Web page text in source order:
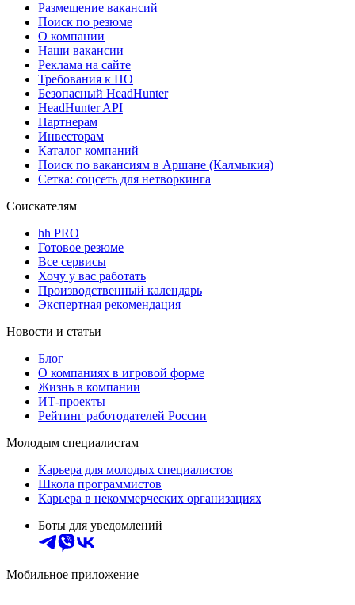
Размещение вакансий
Поиск по резюме
О компании
Наши вакансии
Реклама на сайте
Требования к ПО
Безопасный HeadHunter
HeadHunter API
Партнерам
Инвесторам
Каталог компаний
Поиск по вакансиям в Аршане (Калмыкия)
Сетка: соцсеть для нетворкинга
Соискателям
hh PRO
Готовое резюме
Все сервисы
Хочу у вас работать
Производственный календарь
Экспертная рекомендация
Новости и статьи
Блог
О компаниях в игровой форме
Жизнь в компании
ИТ-проекты
Рейтинг работодателей России
Молодым специалистам
Карьера для молодых специалистов
Школа программистов
Карьера в некоммерческих организациях
Боты для уведомлений
Мобильное приложение